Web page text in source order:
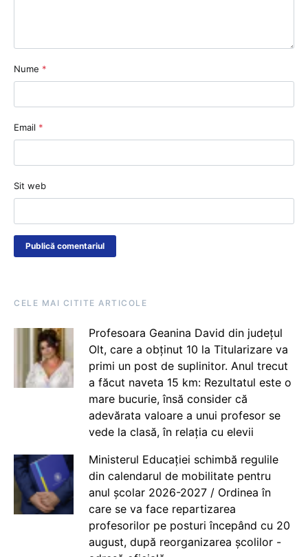
Nume *
Email *
Sit web
CELE MAI CITITE ARTICOLE
Profesoara Geanina David din județul
Olt, care a obținut 10 la Titularizare va
primi un post de suplinitor. Anul trecut
a făcut naveta 15 km: Rezultatul este o
mare bucurie, însă consider că
adevărata valoare a unui profesor se
vede la clasă, în relația cu elevii
Ministerul Educației schimbă regulile
din calendarul de mobilitate pentru
anul școlar 2026-2027 / Ordinea în
care se va face repartizarea
profesorilor pe posturi începând cu 20
august, după reorganizarea școlilor -